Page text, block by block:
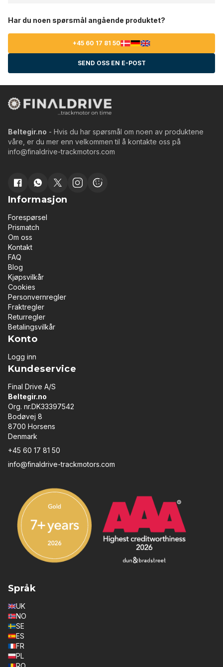
Har du noen spørsmål angående produktet?
+45 60 17 81 50
SEND OSS EN E-POST
Beltegir.no - Hvis du har spørsmål om noen av produktene
våre, er du mer enn velkommen til å kontakte oss på
info@finaldrive-trackmotors.com
Informasjon
Forespørsel
Prismatch
Om oss
Kontakt
FAQ
Blog
Kjøpsvilkår
Cookies
Personvernregler
Fraktregler
Returregler
Betalingsvilkår
Konto
Logg inn
Kundeservice
Final Drive A/S
Beltegir.no
Org. nr.DK33397542
Bodøvej 8
8700 Horsens
Denmark
+45 60 17 81 50
info@finaldrive-trackmotors.com
Språk
UK
NO
SE
ES
FR
PL